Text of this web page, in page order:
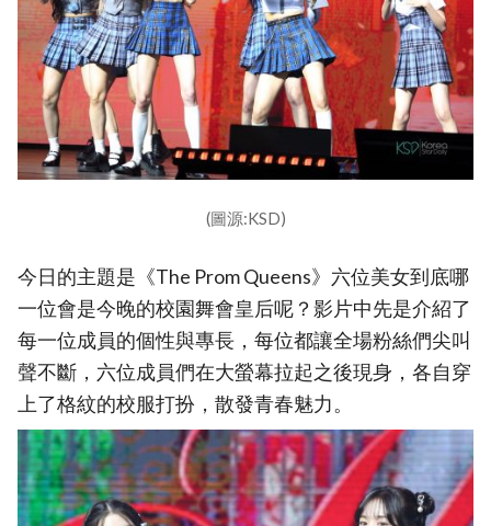
(圖源:KSD)
今日的主題是《The Prom Queens》六位美女到底哪
一位會是今晚的校園舞會皇后呢？影片中先是介紹了
每一位成員的個性與專長，每位都讓全場粉絲們尖叫
聲不斷，六位成員們在大螢幕拉起之後現身，各自穿
上了格紋的校服打扮，散發青春魅力。